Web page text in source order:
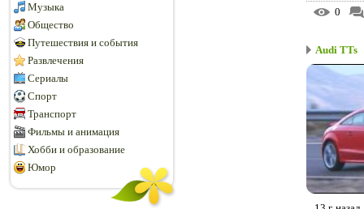
Музыка
Общество
Путешествия и события
Развлечения
Сериалы
Спорт
Транспорт
Фильмы и анимация
Хобби и образование
Юмор
0
Audi TTs